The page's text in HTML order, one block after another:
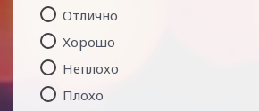
Отлично
Хорошо
Неплохо
Плохо